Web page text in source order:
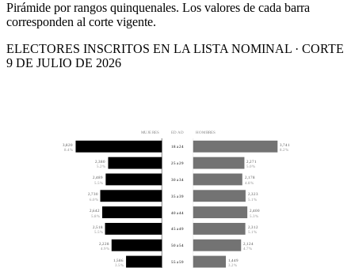
Pirámide por rangos quinquenales. Los valores de cada barra
corresponden al corte vigente.
ELECTORES INSCRITOS EN LA LISTA NOMINAL · CORTE
9 DE JULIO DE 2026
MUJERES EDAD HOMBRES
3,820
8.4%
3,741
8.2%
18 a 24
2,380
5.2%
2,271
5.0%
25 a 29
2,489
5.5%
2,178
4.8%
30 a 34
2,730
6.0%
2,323
5.1%
35 a 39
2,642
5.8%
2,400
5.3%
40 a 44
2,518
5.5%
2,312
5.1%
45 a 49
2,228
4.9%
2,124
4.7%
50 a 54
1,586
3.5%
1,449
3.2%
55 a 59